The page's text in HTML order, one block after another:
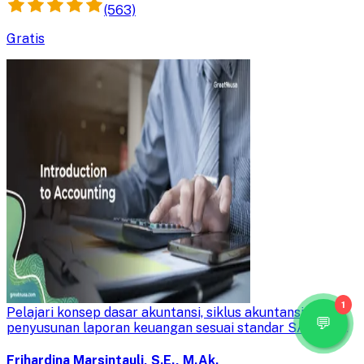
(563)
Gratis
Introduction to Accounting
Pelajari konsep dasar akuntansi, siklus akuntansi, dan
penyusunan laporan keuangan sesuai standar SAK dan
IFRS untuk pengambilan keputusan bisnis yang efektif.
Frihardina Marsintauli, S.E., M.Ak.
1